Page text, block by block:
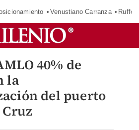
Venustiano Carranza Ruffo
40% de
la
del puerto